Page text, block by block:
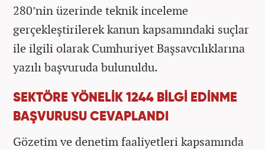
280’nin üzerinde teknik inceleme
gerçekleştirilerek kanun kapsamındaki suçlar
ile ilgili olarak Cumhuriyet Başsavcılıklarına
yazılı başvuruda bulunuldu.
SEKTÖRE YÖNELİK 1244 BİLGİ EDİNME
BAŞVURUSU CEVAPLANDI
Gözetim ve denetim faaliyetleri kapsamında